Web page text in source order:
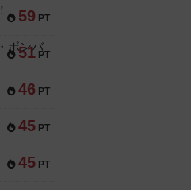
59 PT
51 PT
46 PT
45 PT
45 PT